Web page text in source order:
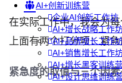
AI+创新训练营
企业AI创新工作坊
AI+增长战略工作
AI+品牌增长工作
AI+销售增长工作
AI+增长黑客训练
AI+设计思维训练
在实际工作中，我会为
上面有两个打分项：紧急
紧急度的取值与三个因